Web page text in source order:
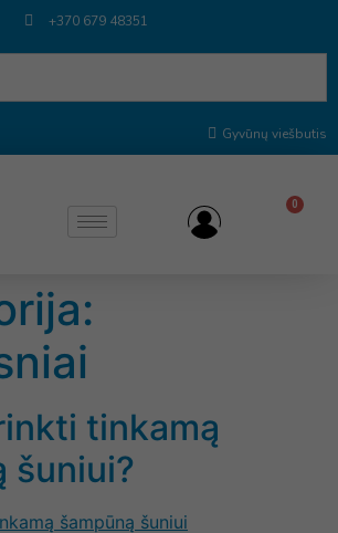
+370 679 48351
Gyvūnų viešbutis
0
tinkamą
šuniui?